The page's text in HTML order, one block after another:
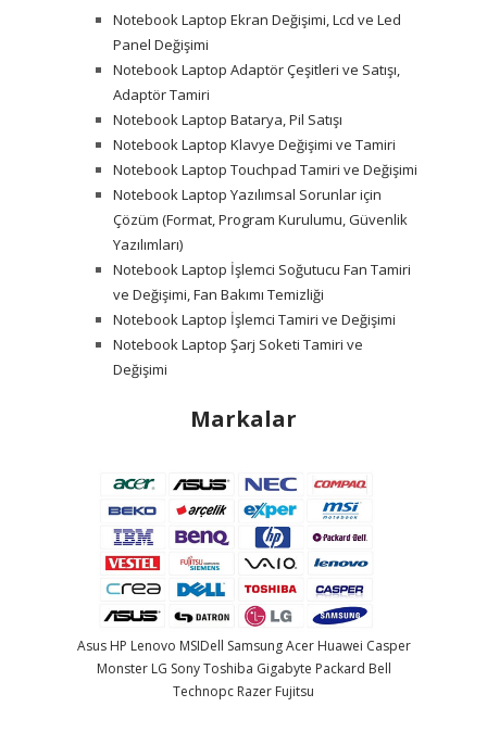
Notebook Laptop Ekran Değişimi, Lcd ve Led
Panel Değişimi
Notebook Laptop Adaptör Çeşitleri ve Satışı,
Adaptör Tamiri
Notebook Laptop Batarya, Pil Satışı
Notebook Laptop Klavye Değişimi ve Tamiri
Notebook Laptop Touchpad Tamiri ve Değişimi
Notebook Laptop Yazılımsal Sorunlar için
Çözüm (Format, Program Kurulumu, Güvenlik
Yazılımları)
Notebook Laptop İşlemci Soğutucu Fan Tamiri
ve Değişimi, Fan Bakımı Temizliği
Notebook Laptop İşlemci Tamiri ve Değişimi
Notebook Laptop Şarj Soketi Tamiri ve
Değişimi
Markalar
Asus HP Lenovo MSIDell SamsungAcer Huawei Casper
Monster LG SonyToshiba Gigabyte Packard Bell
Technopc Razer Fujitsu